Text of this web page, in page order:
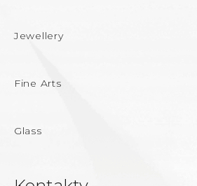
Jewellery
Fine Arts
Glass